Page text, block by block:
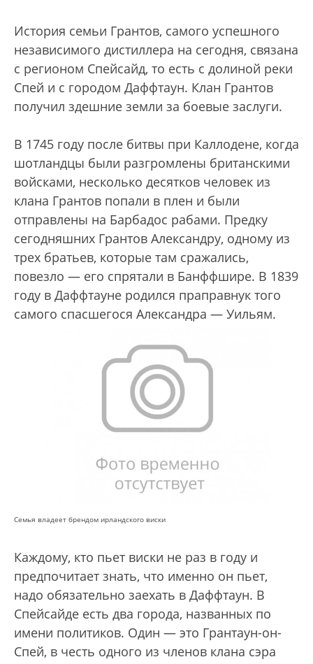
История семьи Грантов, самого успешного
независимого дистиллера на сегодня, связана
с регионом Спейсайд, то есть с долиной реки
Спей и с городом Даффтаун. Клан Грантов
получил здешние земли за боевые заслуги.
В 1745 году после битвы при Каллодене, когда
шотландцы были разгромлены британскими
войсками, несколько десятков человек из
клана Грантов попали в плен и были
отправлены на Барбадос рабами. Предку
сегодняшних Грантов Александру, одному из
трех братьев, которые там сражались,
повезло — его спрятали в Банффшире. В 1839
году в Даффтауне родился праправнук того
самого спасшегося Александра — Уильям.
Семья владеет брендом ирландского виски
Каждому, кто пьет виски не раз в году и
предпочитает знать, что именно он пьет,
надо обязательно заехать в Даффтаун. В
Спейсайде есть два города, названных по
имени политиков. Один — это Грантаун-он-
Спей, в честь одного из членов клана сэра